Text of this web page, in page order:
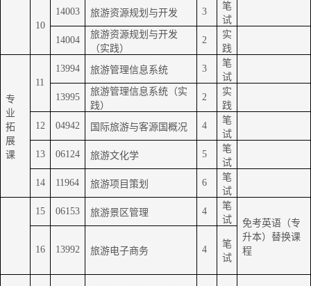
10
14003 旅游资源规划与开发 3
笔
试
14004
旅游资源规划与开发
（实践）
2
实
践
专
业
拓
展
课
11
13994 旅游管理信息系统 3
笔
试
13995
旅游管理信息系统（实
践）
2
实
践
12
04942 国际旅游与客源国概况 4
笔
试
13
06124 旅游文化学 5
笔
试
14
11964 旅游项目策划 6
笔
试
15
06153 旅游景区管理 4
笔
试
免考英语（专
升本） 替换课
程
16 13992 旅游电子商务 4
笔
试